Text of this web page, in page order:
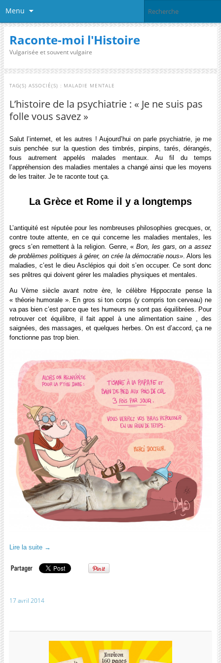
Menu
Raconte-moi l'Histoire
Vulgarisée et souvent vulgaire
TAG(S) ASSOCIÉ(S) : MALADIE MENTALE
L’histoire de la psychiatrie : « Je ne suis pas
folle vous savez »
Salut l’internet, et les autres ! Aujourd’hui on parle psychiatrie, je me
suis penchée sur la question des timbrés, pinpins, tarés, dérangés,
fous autrement appelés malades mentaux. Au fil du temps
l’appréhension des maladies mentales a changé ainsi que les moyens
de les traiter. Je te raconte tout ça.
La Grèce et Rome il y a longtemps
L’antiquité est réputée pour les nombreuses philosophies grecques, or,
contre toute attente, en ce qui concerne les maladies mentales, les
grecs s’en remettent à la religion. Genre, « Bon, les gars, on a assez
de problèmes politiques à gérer, on crée la démocratie nous» . Alors les
maladies, c’est le dieu Asclépios qui doit s’en occuper. Ce sont donc
ses prêtres qui doivent gérer les maladies physiques et mentales.
Au Vème siècle avant notre ère, le célèbre Hippocrate pense la
« théorie humorale ». En gros si ton corps (y compris ton cerveau) ne
va pas bien c’est parce que tes humeurs ne sont pas équilibrées. Pour
retrouver cet équilibre, il fait appel à une alimentation saine , des
saignées, des massages, et quelques herbes. On est d’accord, ça ne
fonctionne pas trop bien.
Lire la suite →
17 avril 2014